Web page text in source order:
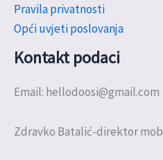
Pravila privatnosti
Opći uvjeti poslovanja
Kontakt podaci
Email: hellodoosi@gmail.com
Zdravko Batalić-direktor